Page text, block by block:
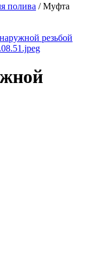
полива /Муфта